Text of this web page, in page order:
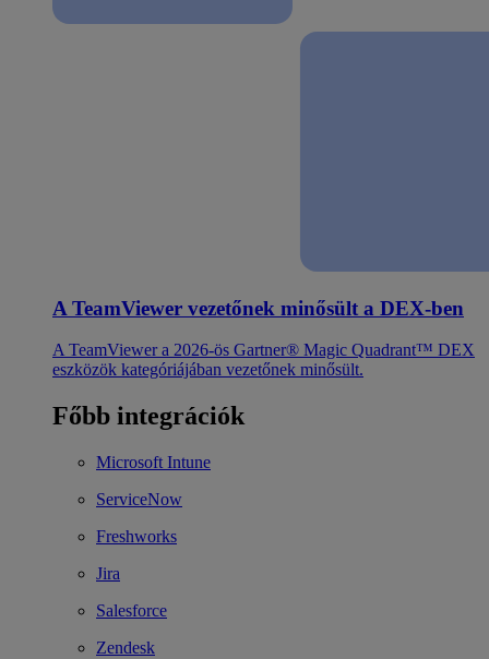
A TeamViewer vezetőnek minősült a DEX-ben
A TeamViewer a 2026-ös Gartner® Magic Quadrant™ DEX
eszközök kategóriájában vezetőnek minősült.
Főbb integrációk
Microsoft Intune
ServiceNow
Freshworks
Jira
Salesforce
Zendesk